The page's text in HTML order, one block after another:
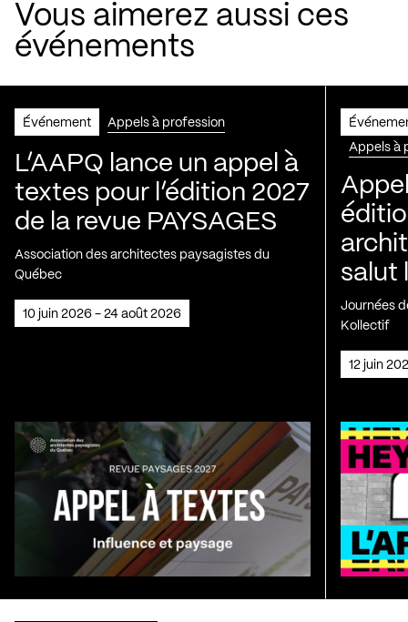
Vous aimerez aussi ces
événements
Événement Appels à profession
L’AAPQ lance un appel à
textes pour l’édition 2027
de la revue PAYSAGES
Association des architectes paysagistes du
Québec
10 juin 2026 - 24 août 2026
Appels à
salut
Journées
Kollectif
12 juin